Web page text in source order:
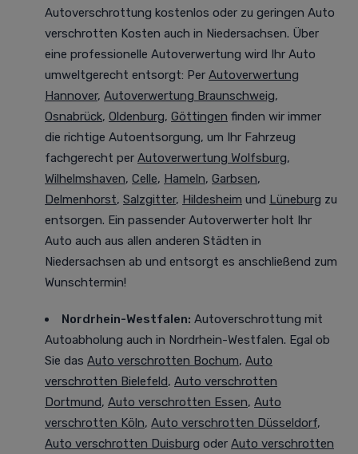
Autoverschrottung kostenlos oder zu geringen Auto
verschrotten Kosten auch in Niedersachsen. Über
eine professionelle Autoverwertung wird Ihr Auto
umweltgerecht entsorgt: Per Autoverwertung
Hannover, Autoverwertung Braunschweig,
Osnabrück, Oldenburg, Göttingen finden wir immer
die richtige Autoentsorgung, um Ihr Fahrzeug
fachgerecht per Autoverwertung Wolfsburg,
Wilhelmshaven, Celle, Hameln, Garbsen,
Delmenhorst, Salzgitter, Hildesheim und Lüneburg zu
entsorgen. Ein passender Autoverwerter holt Ihr
Auto auch aus allen anderen Städten in
Niedersachsen ab und entsorgt es anschließend zum
Wunschtermin!
Nordrhein-Westfalen: Autoverschrottung mit
Autoabholung auch in Nordrhein-Westfalen. Egal ob
Sie das Auto verschrotten Bochum, Auto
verschrotten Bielefeld, Auto verschrotten
Dortmund, Auto verschrotten Essen, Auto
verschrotten Köln, Auto verschrotten Düsseldorf,
Auto verschrotten Duisburg oder Auto verschrotten